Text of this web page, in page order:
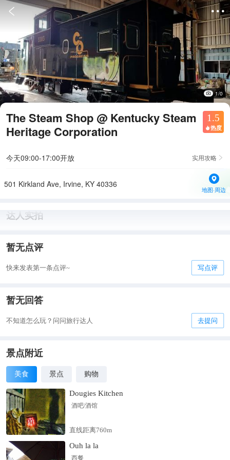
 
1/0
The Steam Shop @ Kentucky Steam
Heritage Corporation
1.5
 热度
今天09:00-17:00开放 实用攻略 
501 Kirkland Ave, Irvine, KY 40336
地图·周边
达人实拍
暂无点评
快来发表第一条点评~ 写点评
暂无回答
不知道怎么玩？问问旅行达人 去提问
景点附近
美食 景点 购物
Dougies Kitchen
酒吧/酒馆
直线距离760m
Ouh la la
西餐